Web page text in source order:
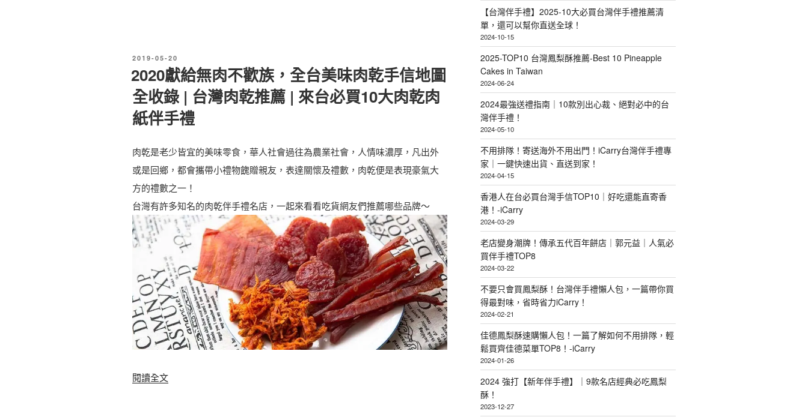
3
十
大
熱
零
嘴
餅
乾
排
行
榜
，
這
些
涮
嘴
閒
發
於
2019-05-20
2020獻給無肉不歡族，全台美味肉乾手信地圖
全收錄 | 台灣肉乾推薦 | 來台必買10大肉乾肉
紙伴手禮
肉乾是老少皆宜的美味零食，華人社會過往為農業社會，人情味濃厚，凡出外
或是回鄉，都會攜帶小禮物餽贈親友，表達關懷及禮數，肉乾便是表現豪氣大
方的禮數之一！
台灣有許多知名的肉乾伴手禮名店，一起來看看吃貨網友們推薦哪些品牌～
閱讀全文〈
【台灣伴手禮】2025-10大必買台灣伴手禮推薦清
單，還可以幫你直送全球！
2024-10-15
2025-TOP10 台灣鳳梨酥推薦-Best 10 Pineapple
Cakes in Taiwan
2024-06-24
2024最強送禮指南｜10款別出心裁、絕對必中的台
灣伴手禮！
2024-05-10
不用排隊！寄送海外不用出門！iCarry台灣伴手禮專
家｜一鍵快速出貨、直送到家！
2024-04-15
香港人在台必買台灣手信TOP10｜好吃還能直寄香
港！-iCarry
2024-03-29
老店變身潮牌！傳承五代百年餅店｜郭元益｜人氣必
買伴手禮TOP8
2024-03-22
不要只會買鳳梨酥！台灣伴手禮懶人包，一篇帶你買
得最對味，省時省力iCarry！
2024-02-21
佳德鳳梨酥速購懶人包！一篇了解如何不用排隊，輕
鬆買齊佳德菜單TOP8！-iCarry
2024-01-26
2024 強打【新年伴手禮】｜9款名店經典必吃鳳梨
酥！
2023-12-27